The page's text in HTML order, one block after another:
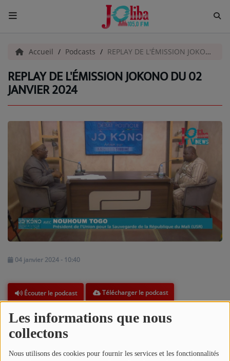
Les informations que nous
collectons
Nous utilisons des cookies pour fournir les services et les fonctionnalités
ACCUEIL
Pour Vous
ACTUALITÉS
EMISSIONS
EQUIPES
EVÈNEMENTS
Musique
TOP 10
ARTISTES
PLAYLIST
TITRES DIFFUSÉS
Médias
PHOTOS
Accueil Podcasts REPLAY DE L'ÉMISSION JOKONO DU 02 JANVIER 2024
REPLAY DE L'ÉMISSION JOKONO DU 02
JANVIER 2024
04 janvier 2024 - 10:40
Écouter le podcast Télécharger le podcast
REPLAY DE L'ÉMISSION JOKONO DU 02 JANVIER 2024
Commentaires(0)